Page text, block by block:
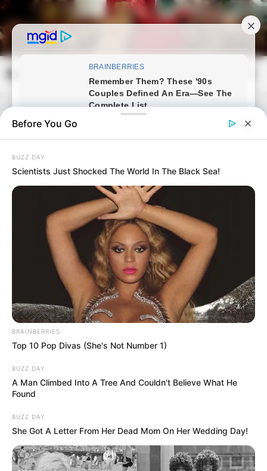
Skip
to
content
frissvilag.com
Friss hírek
Stohl András lett Magyarország
legszebb középkorú férfija!
• May 23, 2026
Before You Go
BUZZ DAY
Scientists Just Shocked The World In The Black Sea!
BRAINBERRIES
Top 10 Pop Divas (She's Not Number 1)
BUZZ DAY
A Man Climbed Into A Tree And Couldn't Believe What He
Found
BUZZ DAY
She Got A Letter From Her Dead Mom On Her Wedding Day!